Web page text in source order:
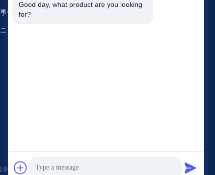
事件
ニュース
権利がある 予約した
Good day, what product are you looking
for?